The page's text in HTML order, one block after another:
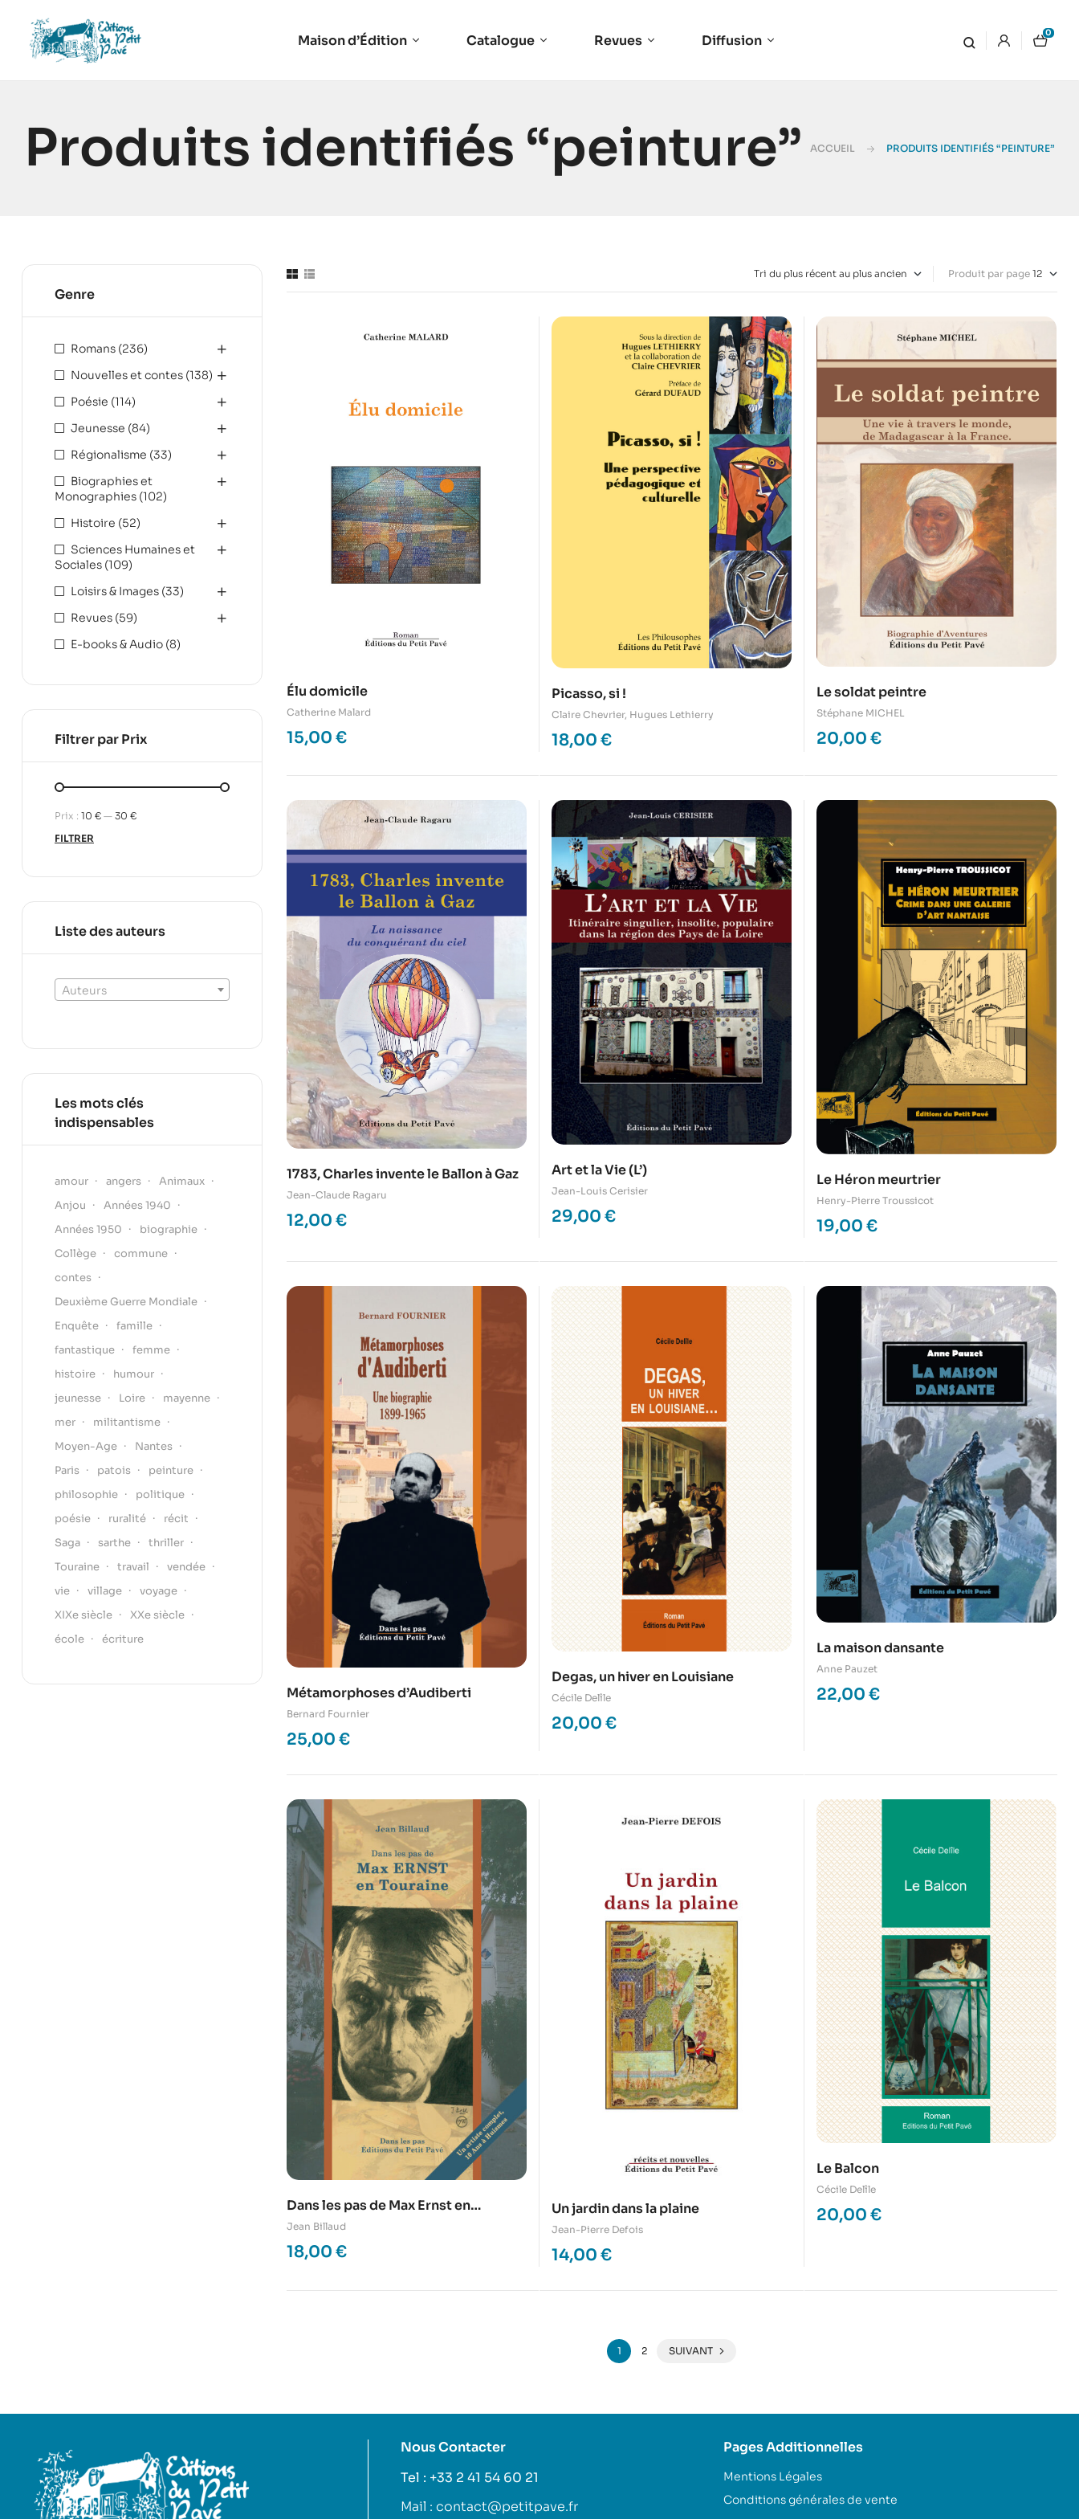
Maison d’Édition Catalogue Revues Diffusion 0
Produits identifiés “peinture” ACCUEIL PRODUITS IDENTIFIÉS “PEINTURE”
Produit par page
Élu domicile
Catherine Malard
15,00 €
Picasso, si !
Claire Chevrier, Hugues Lethierry
18,00 €
Le soldat peintre
Stéphane MICHEL
20,00 €
1783, Charles invente le Ballon à Gaz
Jean-Claude Ragaru
12,00 €
Art et la Vie (L’)
Jean-Louis Cerisier
29,00 €
Le Héron meurtrier
Henry-Pierre Troussicot
19,00 €
Métamorphoses d’Audiberti
Bernard Fournier
25,00 €
Degas, un hiver en Louisiane
Cécile Delîle
20,00 €
La maison dansante
Anne Pauzet
22,00 €
Dans les pas de Max Ernst en
Touraine
Jean Billaud
18,00 €
Un jardin dans la plaine
Jean-Pierre Defois
14,00 €
Le Balcon
Cécile Delîle
20,00 €
1 2 SUIVANT
Genre
Romans (236)
Nouvelles et contes (138)
Poésie (114)
Jeunesse (84)
Régionalisme (33)
Biographies et
Monographies (102)
Histoire (52)
Sciences Humaines et
Sociales (109)
Loisirs & Images (33)
Revues (59)
E-books & Audio (8)
Filtrer par Prix
FILTRER
Prix : 10 € — 30 €
Liste des auteurs
Auteurs
Les mots clés
indispensables
amour angers
Animaux
Anjou
Années 1940
Années 1950
biographie
Collège
commune
contes
Deuxième Guerre Mondiale
Enquête
famille
fantastique
femme
histoire
humour
jeunesse
Loire
mayenne
mer
militantisme
Moyen-Age
Nantes
Paris
patois
peinture
philosophie
politique
poésie
ruralité
récit
Saga
sarthe
thriller
Touraine
travail
vendée
vie
village
voyage
XIXe siècle
XXe siècle
école
écriture
Nous Contacter
Tel : +33 2 41 54 60 21
Mail : contact@petitpave.fr
Pages Additionnelles
Mentions Légales
Conditions générales de vente